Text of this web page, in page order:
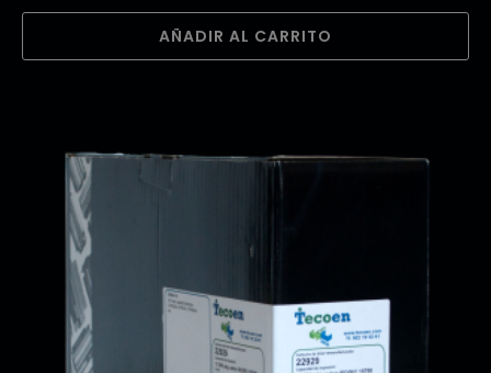
AÑADIR AL CARRITO